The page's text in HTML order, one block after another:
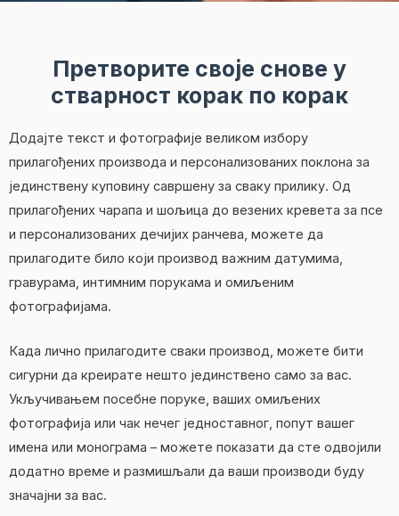
Претворите своје снове у
стварност корак по корак
Додајте текст и фотографије великом избору
прилагођених производа и персонализованих поклона за
јединствену куповину савршену за сваку прилику. Од
прилагођених чарапа и шољица до везених кревета за псе
и персонализованих дечијих ранчева, можете да
прилагодите било који производ важним датумима,
гравурама, интимним порукама и омиљеним
фотографијама.
Када лично прилагодите сваки производ, можете бити
сигурни да креирате нешто јединствено само за вас.
Укључивањем посебне поруке, ваших омиљених
фотографија или чак нечег једноставног, попут вашег
имена или монограма – можете показати да сте одвојили
додатно време и размишљали да ваши производи буду
значајни за вас.